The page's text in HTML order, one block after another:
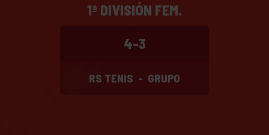
1ª DIVISIÓN FEM.
4-3
RS TENIS - GRUPO